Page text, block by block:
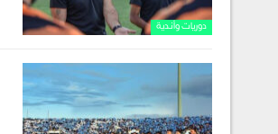
دوريات وأندية